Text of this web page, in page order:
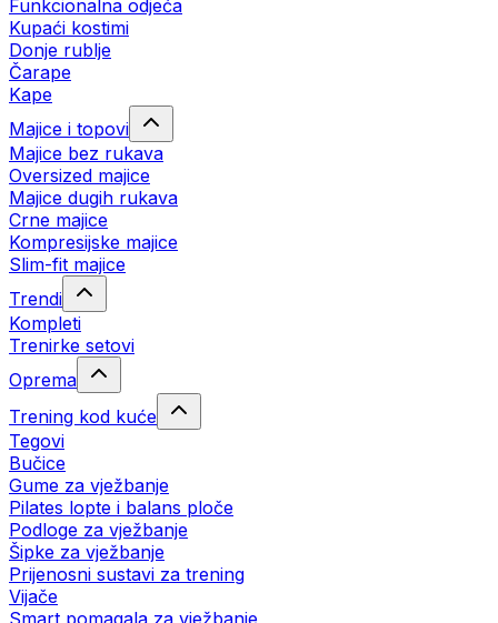
Funkcionalna odjeća
Kupaći kostimi
Donje rublje
Čarape
Kape
Majice i topovi
Majice bez rukava
Oversized majice
Majice dugih rukava
Crne majice
Kompresijske majice
Slim-fit majice
Trendi
Kompleti
Trenirke setovi
Oprema
Trening kod kuće
Tegovi
Bučice
Gume za vježbanje
Pilates lopte i balans ploče
Podloge za vježbanje
Šipke za vježbanje
Prijenosni sustavi za trening
Vijače